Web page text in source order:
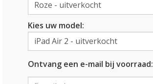
Kies uw model:
Ontvang een e-mail bij voorraad: